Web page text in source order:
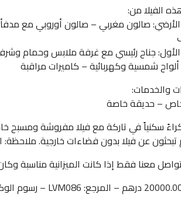
الفيلا من:
الأرضي: صالون مغربي – صالون أوروبي مع
جناح رئيسي مع غرفة ملابس وحمام وشرفة – 3 غرف مع خزانة
ألواح شمسية وكهربائية – كاميرات مراقبة
والخدمات:
– حديقة خاصة
سكنياً في تاركة مع فيلا مفروشة
تبحثون عن فيلا بدون فضاءات خارجية.
معنا فقط إذا كانت الميزانية مناسبة